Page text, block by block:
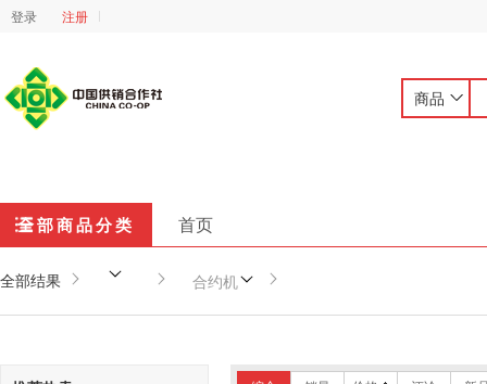
登录 注册
商品
全部商品分类 首页
全部结果 合约机